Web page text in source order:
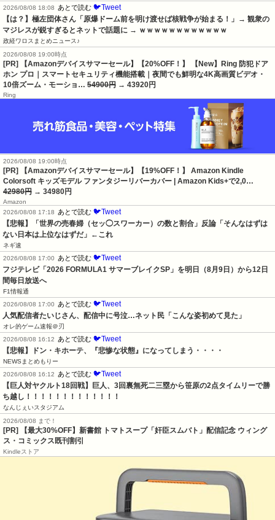
2026/08/08 18:08
あとで読む 🐦Tweet
【は？】極左団体さん「原爆ドーム前を明け渡せば核戦争が始まる！」→ 観衆の
マジレスが鋭すぎるとネットで話題に → ｗｗｗｗｗｗｗｗｗｗｗｗ
政経ワロスまとめニュース♪
2026/08/08 19:00時点
[PR] 【Amazonデバイスサマーセール】【20%OFF！】 【New】Ring 防犯ドア
ホン プロ｜スマートセキュリティ機能搭載｜夜間でも鮮明な4K高画質ビデオ・
10倍ズーム・モーショ… 54900円 → 43920円
Ring
2026/08/08 19:00時点
[PR] 【Amazonデバイスサマーセール】【19%OFF！】 Amazon Kindle
Colorsoft キッズモデル ファンタジーリバーカバー | Amazon Kids+で2,0…
42980円 → 34980円
Amazon
2026/08/08 17:18
あとで読む 🐦Tweet
【悲報】「世界の売春婦（セッ◯スワーカー）の数と割合」反論「そんなはずは
ない日本は上位なはずだ」←これ
ネギ速
2026/08/08 17:00
あとで読む 🐦Tweet
フジテレビ「2026 FORMULA1 サマーブレイクSP」を明日（8月9日）から12日
間毎日放送へ
F1情報通
2026/08/08 17:00
あとで読む 🐦Tweet
人気配信者たいじさん、配信中に号泣…ネット民「こんな姿初めて見た」
オレ的ゲーム速報＠刃
2026/08/08 16:12
あとで読む 🐦Tweet
【悲報】ドン・キホーテ、『悲惨な状態』になってしまう・・・・
NEWSまとめもりー
2026/08/08 16:12
あとで読む 🐦Tweet
【巨人対ヤクルト18回戦】巨人、3回裏無死二三塁から笹原の2点タイムリーで勝
ち越し！！！！！！！！！！！！！
なんじぇいスタジアム
2026/08/08 まで！
[PR] 【最大30%OFF】新書館 トマトスープ「奸臣スムバト」配信記念 ウィング
ス・コミックス既刊割引
Kindleストア